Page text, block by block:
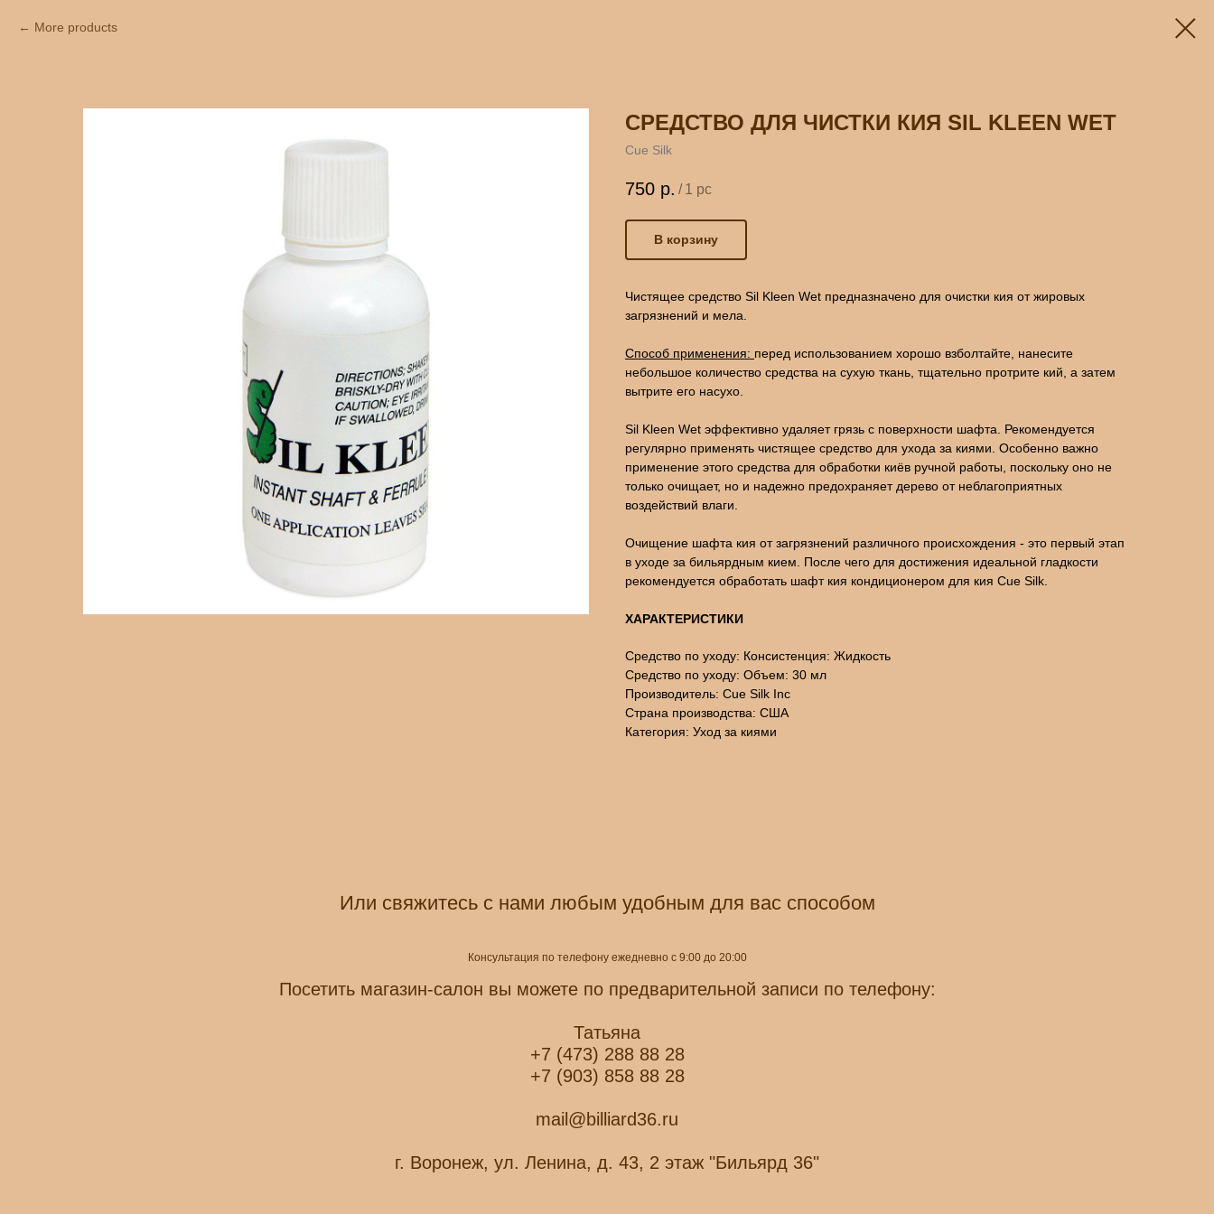
More products
СРЕДСТВО ДЛЯ ЧИСТКИ КИЯ SIL KLEEN WET
Cue Silk
750 р. / 1 pc
В корзину
Чистящее средство Sil Kleen Wet предназначено для очистки кия от жировых
загрязнений и мела.
Способ применения: перед использованием хорошо взболтайте, нанесите
небольшое количество средства на сухую ткань, тщательно протрите кий, а затем
вытрите его насухо.
Sil Kleen Wet эффективно удаляет грязь с поверхности шафта. Рекомендуется
регулярно применять чистящее средство для ухода за киями. Особенно важно
применение этого средства для обработки киёв ручной работы, поскольку оно не
только очищает, но и надежно предохраняет дерево от неблагоприятных
воздействий влаги.
Очищение шафта кия от загрязнений различного происхождения - это первый этап
в уходе за бильярдным кием. После чего для достижения идеальной гладкости
рекомендуется обработать шафт кия кондиционером для кия Cue Silk.
ХАРАКТЕРИСТИКИ
Средство по уходу: Консистенция: Жидкость
Средство по уходу: Объем: 30 мл
Производитель: Cue Silk Inc
Страна производства: США
Категория: Уход за киями
Или свяжитесь с нами любым удобным для вас способом
Консультация по телефону ежедневно с 9:00 до 20:00
Посетить магазин-салон вы можете по предварительной записи по телефону:
Татьяна
+7 (473) 288 88 28
+7 (903) 858 88 28
mail@billiard36.ru
г. Воронеж, ул. Ленина, д. 43, 2 этаж "Бильярд 36"